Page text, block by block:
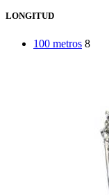
LONGITUD
100 metros 8